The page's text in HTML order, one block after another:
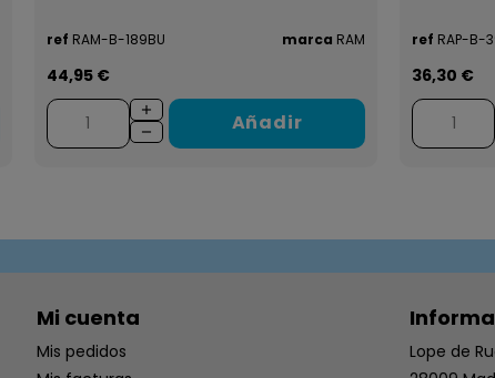
ref RAM-B-189BU marca RAM
44,95 €
Añadir
ref RAP-B-
36,30 €
Mi cuenta
Mis pedidos
Lope de